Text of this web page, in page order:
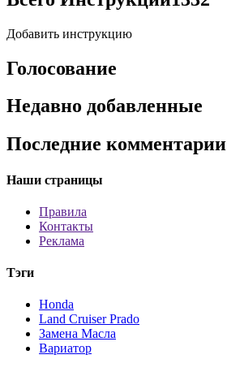
Добавить инструкцию
Голосование
Недавно добавленные
Последние комментарии
Наши страницы
Правила
Контакты
Реклама
Тэги
Honda
Land Cruiser Prado
Замена Масла
Вариатор